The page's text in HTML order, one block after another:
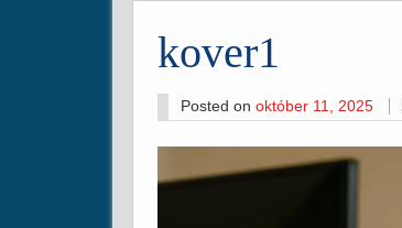
kover1
Posted on október 11, 2025